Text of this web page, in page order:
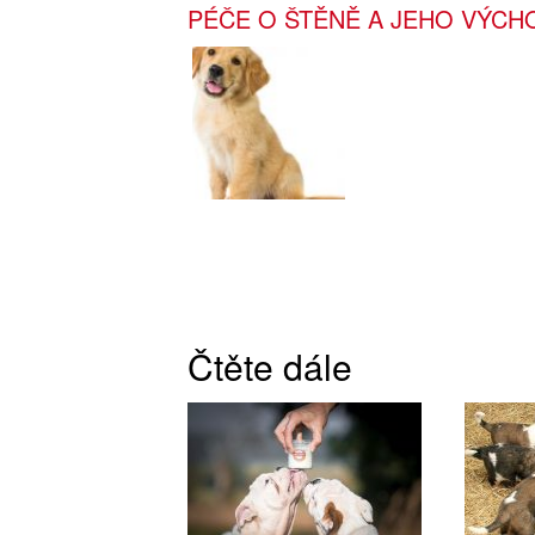
PÉČE O ŠTĚNĚ A JEHO
Čtěte dále